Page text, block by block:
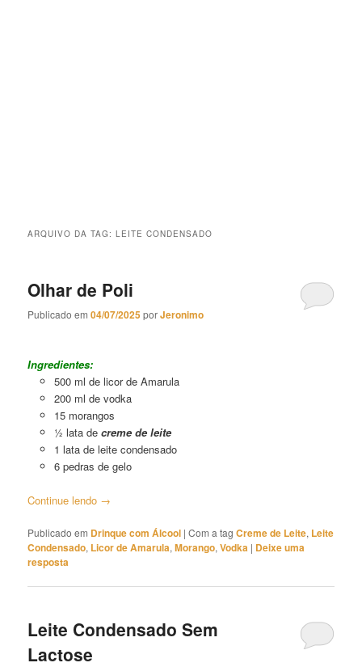
ARQUIVO DA TAG:LEITE CONDENSADO
Olhar de Poli
Publicado em04/07/2025porJeronimo
Ingredientes:
500 ml de licor de Amarula
200 ml de vodka
15 morangos
½ lata de creme de leite
1 lata de leite condensado
6 pedras de gelo
Continue lendo →
Publicado em Drinque com Álcool |Com a tagCreme de Leite, Leite
Condensado, Licor de Amarula,Morango,Vodka | Deixe uma
resposta
Leite Condensado Sem
Lactose